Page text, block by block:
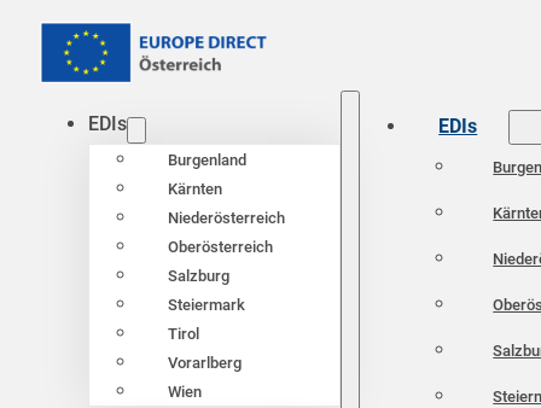
EDIs
Burgenland
Kärnten
Niederösterreich
Oberösterreich
Salzburg
Steiermark
Tirol
Vorarlberg
Wien
EDIs